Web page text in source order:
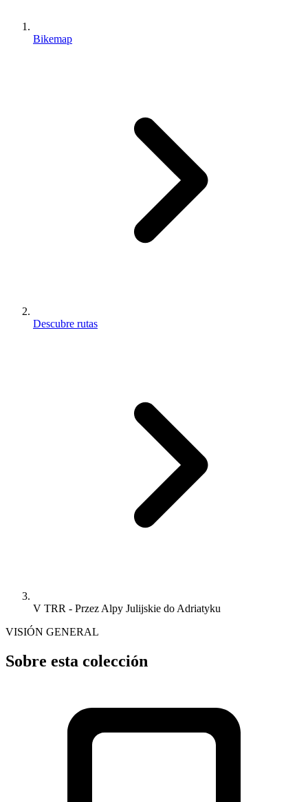
Bikemap
Descubre rutas
V TRR - Przez Alpy Julijskie do Adriatyku
VISIÓN GENERAL
Sobre esta colección